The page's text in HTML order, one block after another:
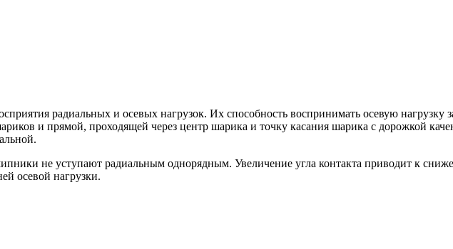
радиальных и осевых нагрузок. Их способность воспринимать осевую нагрузку
и прямой, проходящей через центр шарика и точку касания шарика с дорожкой
не уступают радиальным однорядным. Увеличение угла контакта приводит к
осевой нагрузки.